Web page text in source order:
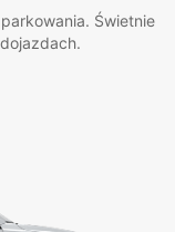
Świetnie